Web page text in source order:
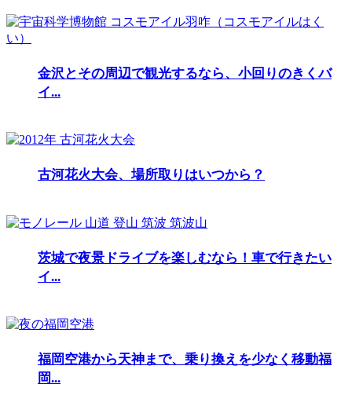
金沢とその周辺で観光するなら、小回りのきくバ
イ...
古河花火大会、場所取りはいつから？
茨城で夜景ドライブを楽しむなら！車で行きたい
イ...
福岡空港から天神まで、乗り換えを少なく移動福
岡...